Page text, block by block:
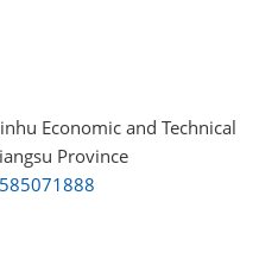
Economic and Technical
Province